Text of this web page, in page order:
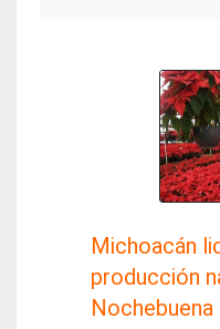
Michoacán
producción
Nochebuena